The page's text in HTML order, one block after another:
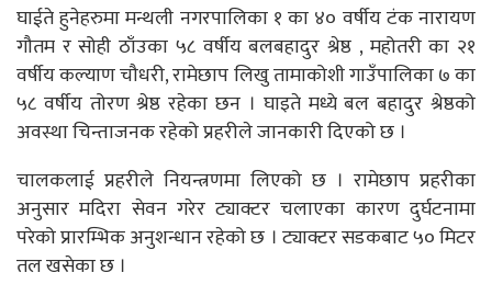
घाईते हुनेहरुमा मन्थली नगरपालिका १ का ४० वर्षीय टंक नारायण
गौतम र सोही ठाँउका ५८ वर्षीय बलबहादुर श्रेष्ठ , महोतरी का २१
वर्षीय कल्याण चौधरी, रामेछाप लिखु तामाकोशी गाउँपालिका ७ का
५८ वर्षीय तोरण श्रेष्ठ रहेका छन । घाइते मध्ये बल बहादुर श्रेष्ठको
अवस्था चिन्ताजनक रहेको प्रहरीले जानकारी दिएको छ ।
चालकलाई प्रहरीले नियन्त्रणमा लिएको छ । रामेछाप प्रहरीका
अनुसार मदिरा सेवन गरेर ट्याक्टर चलाएका कारण दुर्घटनामा
परेको प्रारम्भिक अनुशन्धान रहेको छ । ट्याक्टर सडकबाट ५० मिटर
तल खसेका छ ।